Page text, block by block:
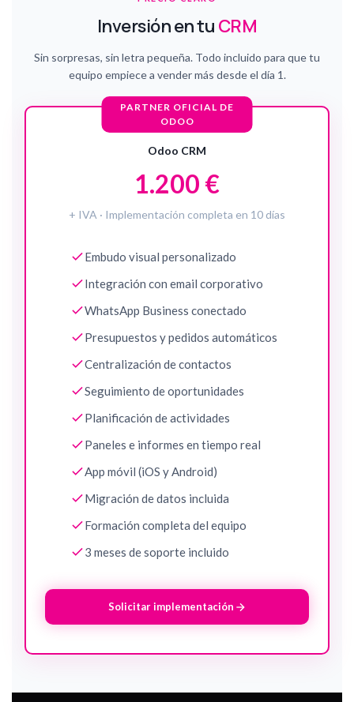
Inversión en tu CRM
Sin sorpresas, sin letra pequeña. Todo incluido para que tu
equipo empiece a vender más desde el día 1.
PARTNER OFICIAL DE
ODOO
Odoo CRM
1.200 €
+ IVA · Implementación completa en 10 días
Embudo visual personalizado
Integración con email corporativo
WhatsApp Business conectado
Presupuestos y pedidos automáticos
Centralización de contactos
Seguimiento de oportunidades
Planificación de actividades
Paneles e informes en tiempo real
App móvil (iOS y Android)
Migración de datos incluida
Formación completa del equipo
3 meses de soporte incluido
Solicitar implementación